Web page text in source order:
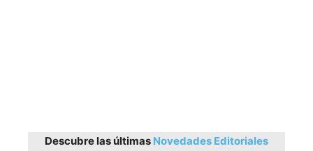
Descubre las últimas Novedades Editoriales